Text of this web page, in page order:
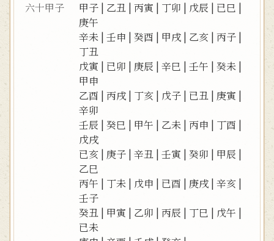
六十甲子 甲子 | 乙丑 |丙寅 | 丁卯 | 戊辰 | 已巳 |
庚午
辛未 |壬申 |癸酉 | 甲戌 | 乙亥 |丙子 |
丁丑
戊寅 | 已卯 | 庚辰 |辛巳 |壬午 |癸未 |
甲申
乙酉 |丙戌 | 丁亥 | 戊子 | 已丑 | 庚寅 |
辛卯
壬辰 |癸巳 | 甲午 | 乙未 |丙申 | 丁酉 |
戊戌
已亥 | 庚子 |辛丑 |壬寅 |癸卯 | 甲辰 |
乙巳
丙午 | 丁未 | 戊申 | 已酉 | 庚戌 |辛亥 |
壬子
癸丑 | 甲寅 | 乙卯 |丙辰 | 丁巳 | 戊午 |
已未